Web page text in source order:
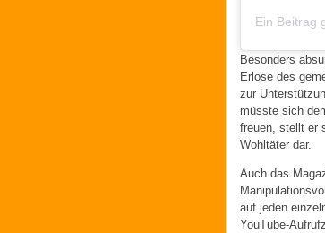
Ein Beitrag
Besonders
Erlöse des
zur
müsste sich
freuen, stellt er
Wohltäter dar.
Auch das
auf jeden
YouTube-